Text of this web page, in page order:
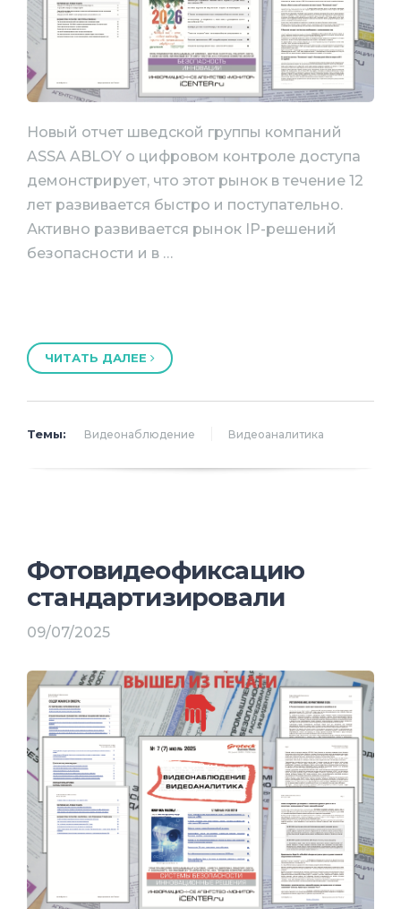
Новый отчет шведской группы компаний
ASSA ABLOY о цифровом контроле доступа
демонстрирует, что этот рынок в течение 12
лет развивается быстро и поступательно.
Активно развивается рынок IP-решений
безопасности и в …
ЧИТАТЬ ДАЛЕЕ
Темы: Видеонаблюдение Видеоаналитика
Фотовидеофиксацию
стандартизировали
09/07/2025